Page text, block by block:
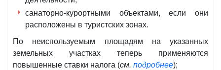
санаторно-курортными объектами, если они
расположены в туристских зонах.
По неиспользуемым площадям на указанных
земельных участках теперь применяются
повышенные ставки налога (см. подробнее);